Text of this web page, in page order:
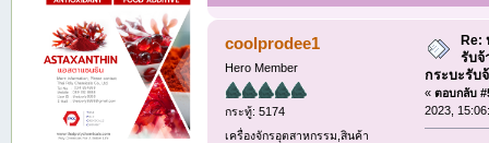
coolprodee1
Hero Member
กระทู้: 5174
เครื่องจักรอุตสาหกรรม,สินค้า
Re:
รับจ้
กระบะรับ
«ตอบกลับ
2023,